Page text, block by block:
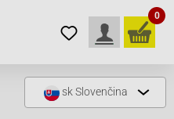
0
skSlovenčina